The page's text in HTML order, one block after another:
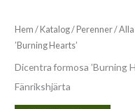
Hem / Katalog/ Perenner/
’Burning Hearts’
Dicentra formosa ’Burning
Fänrikshjärta